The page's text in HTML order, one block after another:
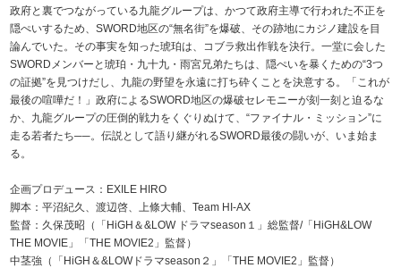
政府と裏でつながっている九龍グループは、かつて政府主導で行われた不正を
隠ぺいするため、SWORD地区の“無名街”を爆破、その跡地にカジノ建設を目
論んでいた。その事実を知った琥珀は、コブラ救出作戦を決行。一堂に会した
SWORDメンバーと琥珀・九十九・雨宮兄弟たちは、隠ぺいを暴くための“3つ
の証拠”を見つけだし、九龍の野望を永遠に打ち砕くことを決意する。「これが
最後の喧嘩だ！」政府によるSWORD地区の爆破セレモニーが刻一刻と迫るな
か、九龍グループの圧倒的戦力をくぐりぬけて、“ファイナル・ミッション”に
走る若者たち──。伝説として語り継がれるSWORD最後の闘いが、いま始ま
る。
企画プロデュース：EXILE HIRO
脚本：平沼紀久、渡辺啓、上條大輔、Team HI-AX
監督：久保茂昭（「HiGH＆&LOW ドラマseason１」総監督/「HiGH&LOW
THE MOVIE」「THE MOVIE2」監督）
中茎強（「HiGH＆&LOWドラマseason２」「THE MOVIE2」監督）